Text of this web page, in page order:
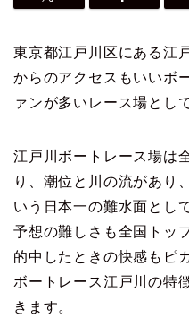
東京都江戸川区にある江
からのアクセスもいいボ
ァンが多いレース場とし
江戸川ボートレース場は
り、潮位と川の流があり
いう日本一の難水面とし
予想の難しさも全国トッ
的中したときの快感もピ
ボートレース江戸川の特
きます。